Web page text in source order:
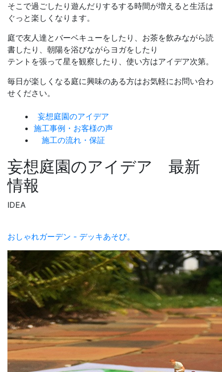
そこで過ごしたり遊んだりするする時間が増えると生活は
ぐっと楽しくなります。
庭で友人達とバーベキューをしたり、お茶を飲みながら読
書したり、朝陽を浴びながらヨガをしたり
テントを張って星を観察したり、使い方はアイデア次第。
毎日が楽しくなる庭に興味のある方はお気軽にお問い合わ
せください。
妄想庭園のアイデア
施工事例・お客様の声
施工の流れ・保証
妄想庭園のアイデア 最新
情報
IDEA
おしゃれガーデン - デッキあそび。